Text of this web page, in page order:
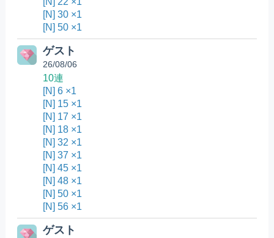
[N] 30 ×1
[N] 50 ×1
ゲスト
26/08/06
10連
[N] 6 ×1
[N] 15 ×1
[N] 17 ×1
[N] 18 ×1
[N] 32 ×1
[N] 37 ×1
[N] 45 ×1
[N] 48 ×1
[N] 50 ×1
[N] 56 ×1
ゲスト